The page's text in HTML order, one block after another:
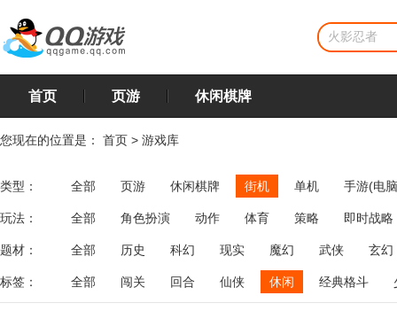
首页 页游 休闲棋牌
您现在的位置是： 首页 > 游戏库
类型： 全部 页游 休闲棋牌 街机 单机 手游(电
玩法： 全部 角色扮演 动作 体育 策略
即时战略
飞行
恋爱 第三人称射击 棋类 牌类 麻将
题材： 全部 历史 科幻 现实 魔幻 武侠 玄幻
标签： 全部 闯关 回合 仙侠 休闲 经典格斗